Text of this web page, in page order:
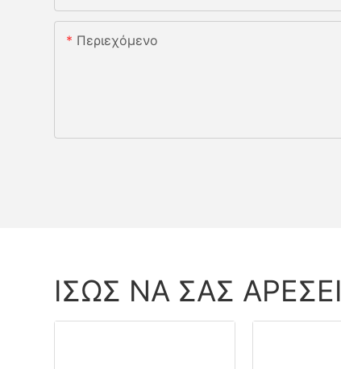
Περιεχόμενο
ΊΣΩΣ ΝΑ ΣΑΣ ΑΡΈΣΕΙ